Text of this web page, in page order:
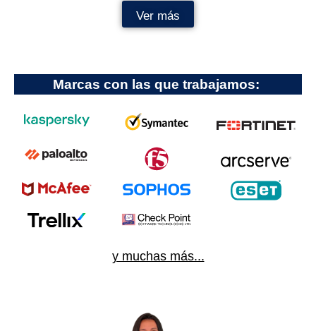
Ver más
Marcas con las que trabajamos:
y muchas más...